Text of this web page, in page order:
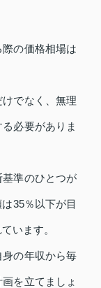
の価格相場は
でなく、無理
必要がありま
準のひとつが
35％以下が目
います。
の年収から毎
を立てましょ